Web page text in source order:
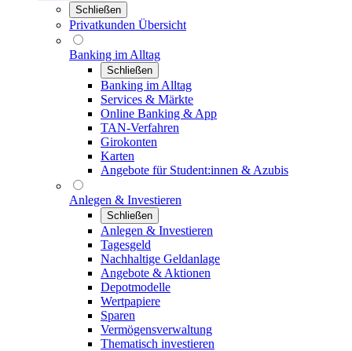
Schließen
Privatkunden Übersicht
Banking im Alltag
Schließen
Banking im Alltag
Services & Märkte
Online Banking & App
TAN-Verfahren
Girokonten
Karten
Angebote für Student:innen & Azubis
Anlegen & Investieren
Schließen
Anlegen & Investieren
Tagesgeld
Nachhaltige Geldanlage
Angebote & Aktionen
Depotmodelle
Wertpapiere
Sparen
Vermögensverwaltung
Thematisch investieren